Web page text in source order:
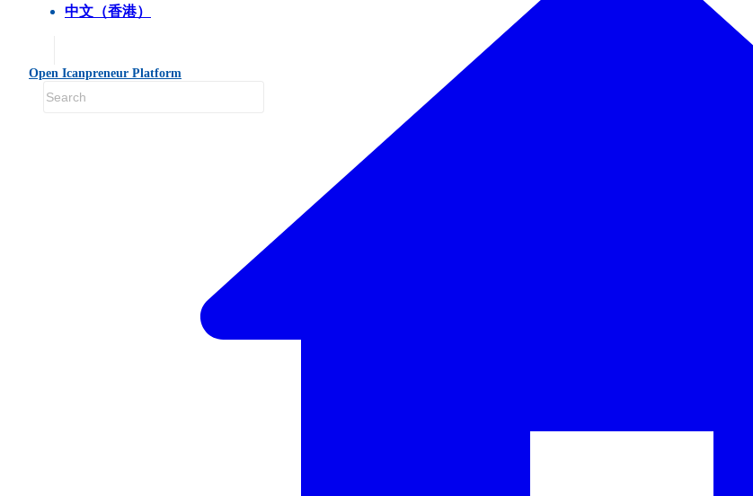
中文（香港）
Open Icanpreneur Platform